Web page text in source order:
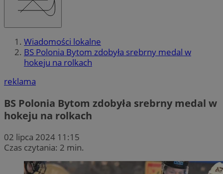
Wiadomości lokalne
BS Polonia Bytom zdobyła srebrny medal w
hokeju na rolkach
reklama
BS Polonia Bytom zdobyła srebrny medal w
hokeju na rolkach
02 lipca 2024 11:15
Czas czytania: 2 min.